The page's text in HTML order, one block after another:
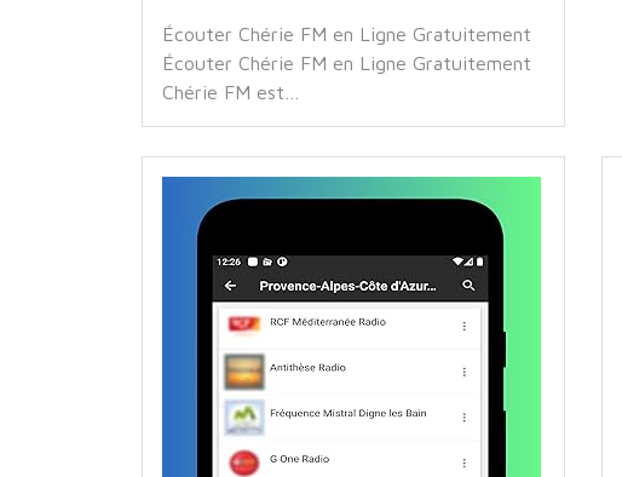
Écouter Chérie FM en Ligne Gratuitement
Écouter Chérie FM en Ligne Gratuitement
Chérie FM est…